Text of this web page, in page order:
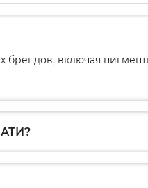
брендов, включая